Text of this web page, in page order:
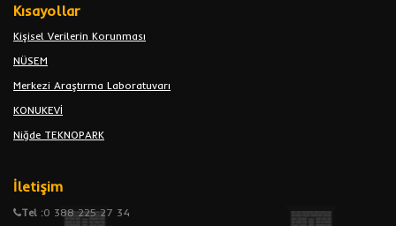
Kısayollar
Kişisel Verilerin Korunması
NÜSEM
Merkezi Araştırma Laboratuvarı
KONUKEVİ
Niğde TEKNOPARK
İletişim
Tel :0 388 225 27 34